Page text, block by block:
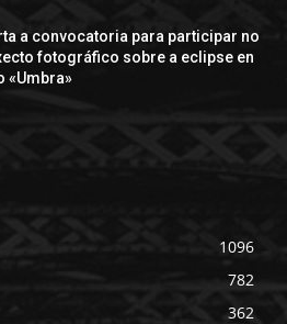
a convocatoria para participar no
fotográfico sobre a eclipse en
«Umbra»
1096
782
362